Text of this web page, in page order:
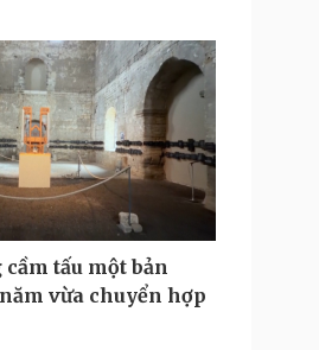
Giá cà phê
Công nghệ
Sành điệu
Tin Công nghệ
Trải nghiệm
Chuyển đổi số
Podcast
Câu chuyện thời sự
tấu một bản
vừa chuyển hợp